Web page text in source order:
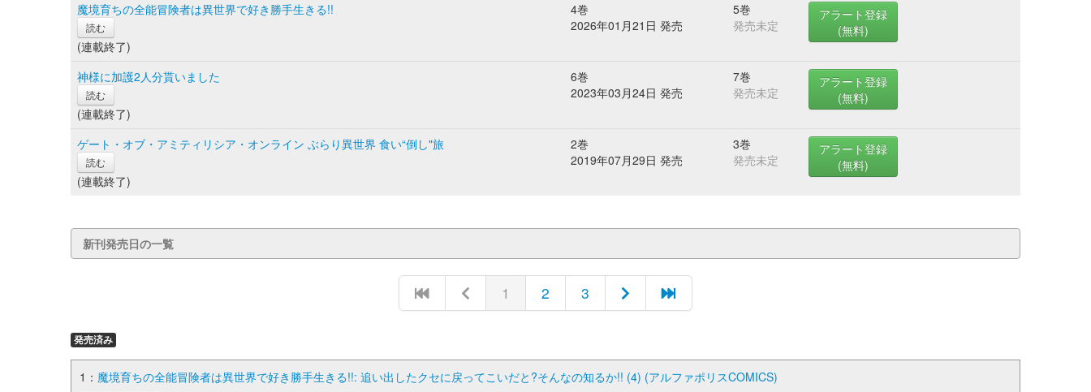
魔境育ちの全能冒険者は異世界で好き勝手生きる!!
読む
(連載終了)
4巻
2026年01月21日 発売
5巻
発売未定
アラート登録
(無料)
神様に加護2人分貰いました
読む
(連載終了)
6巻
2023年03月24日 発売
7巻
発売未定
アラート登録
(無料)
ゲート・オブ・アミティリシア・オンライン ぶらり異世界 食い“倒し"旅
読む
(連載終了)
2巻
2019年07月29日 発売
3巻
発売未定
アラート登録
(無料)
新刊発売日の一覧
1 2 3
発売済み
1： 魔境育ちの全能冒険者は異世界で好き勝手生きる!!: 追い出したクセに戻ってこいだと?そんなの知るか!! (4) (アルファポリスCOMICS)